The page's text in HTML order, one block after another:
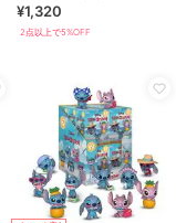
ラッブ ブラインドボックス
¥1,320
2点以上で5%OFF